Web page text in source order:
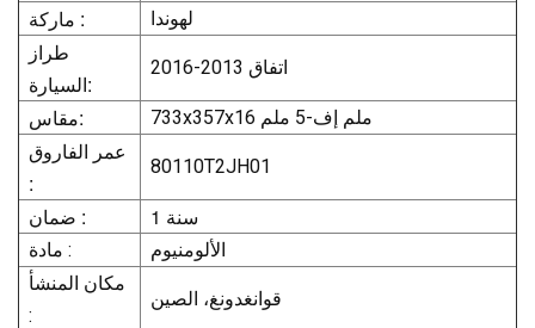
ماركة :
لهوندا
طراز
السيارة:
اتفاق 2013-2016
مقاس: 733x357x16 ملم إف-5 ملم
عمر الفاروق
:
80110T2JH01
ضمان : 1 سنة
مادة :
الألومنيوم
مكان المنشأ
:
قوانغدونغ، الصين